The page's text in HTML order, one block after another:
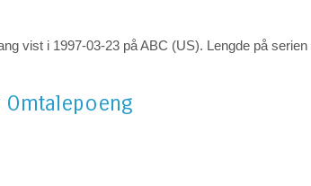
vist i 1997-03-23 på ABC (US). Lengde på
Omtalepoeng